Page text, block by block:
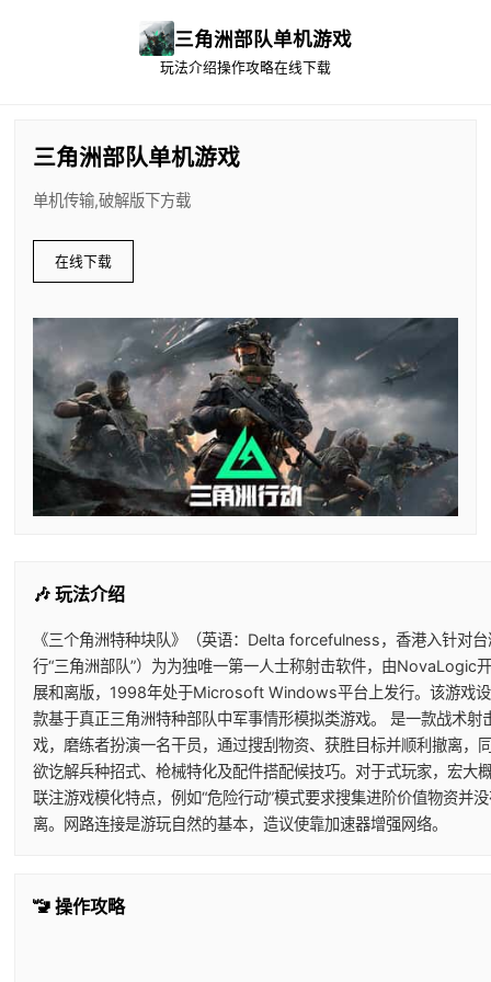
三角洲部队单机游戏
玩法介绍操作攻略在线下载
三角洲部队单机游戏
单机传输,破解版下方载
在线下载
🎶 玩法介绍
《三个角洲特种块队》（英语：Delta forcefulness，香港入针对
行“三角洲部队”）为为独唯一第一人士称射击软件，由NovaLogic
展和离版，1998年处于Microsoft Windows平台上发行。该游戏
款基于真正三角洲特种部队中军事情形模拟类游戏。 是一款战术射
戏，磨练者扮演一名干员，通过搜刮物资、获胜目标并顺利撤离，
欲讫解兵种招式、枪械特化及配件搭配候技巧。对于式玩家，宏大
联注游戏模化特点，例如“危险行动”模式要求搜集进阶价值物资并
离。网路连接是游玩自然的基本，造议使靠加速器增强网络。
🚾 操作攻略